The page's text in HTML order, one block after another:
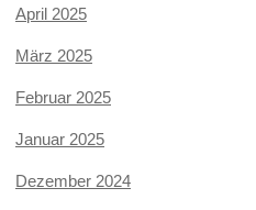
April 2025
März 2025
Februar 2025
Januar 2025
Dezember 2024